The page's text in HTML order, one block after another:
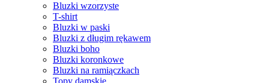
Bluzki wzorzyste
T-shirt
Bluzki w paski
Bluzki z długim rękawem
Bluzki boho
Bluzki koronkowe
Bluzki na ramiączkach
Topy damskie